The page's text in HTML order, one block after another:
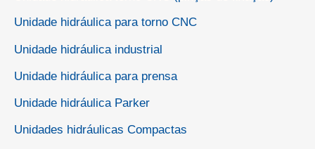
Unidade hidráulica para torno CNC
Unidade hidráulica industrial
Unidade hidráulica para prensa
Unidade hidráulica Parker
Unidades hidráulicas Compactas